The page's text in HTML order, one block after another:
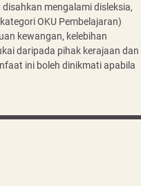
mengalami disleksia,
OKU Pembelajaran)
kewangan, kelebihan
daripada pihak kerajaan dan
ini boleh dinikmati apabila